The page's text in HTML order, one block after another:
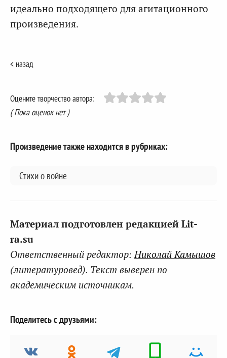
идеально подходящего для агитационного
произведения.
< назад
Оцените творчество автора:
( Пока оценок нет )
Произведение также находится в рубриках:
Стихи о войне
Материал подготовлен редакцией Lit-
ra.su
Ответственный редактор:Николай Камышов
(литературовед). Текст выверен по
академическим источникам.
Поделитесь с друзьями: